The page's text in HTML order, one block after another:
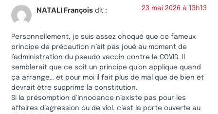
NATALI François dit : 23 mai 2026 à 13h13
Personnellement, je suis assez choqué que ce fameux
principe de précaution n’ait pas joué au moment de
l’administration du pseudo vaccin contre le COVID. Il
semblerait que ce soit un principe qu’on applique quand
ça arrange… et pour moi il fait plus de mal que de bien et
devrait être supprimé la constitution.
Si la présomption d’innocence n’existe pas pour les
affaires d’agression ou de viol, c’est la porte ouverte au